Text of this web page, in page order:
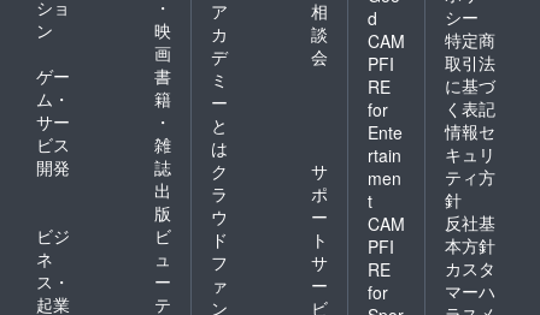
ショ
ン
・
映
画
ゲー
ム・
サー
ビス
開発
書
籍
・
雑
誌
出
版
ビジ
ネ
ス・
起業
ビ
ュ
ー
テ
ア
カ
デ
ミ
ー
と
は
相
談
会
ク
ラ
ウ
ド
フ
ァ
ン
サ
ポ
ー
ト
サ
ー
ビ
d
CAM
PFI
RE
for
Ente
rtain
men
t
CAM
PFI
RE
for
シー
特定商
取引法
に基づ
く表記
情報セ
キュリ
ティ方
針
反社基
本方針
カスタ
マーハ